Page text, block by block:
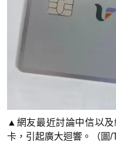
▲網友最近討論中信以
卡，引起廣大迴響。（圖/